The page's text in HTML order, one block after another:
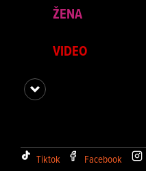
ŽENA
VIDEO
Tiktok Facebook